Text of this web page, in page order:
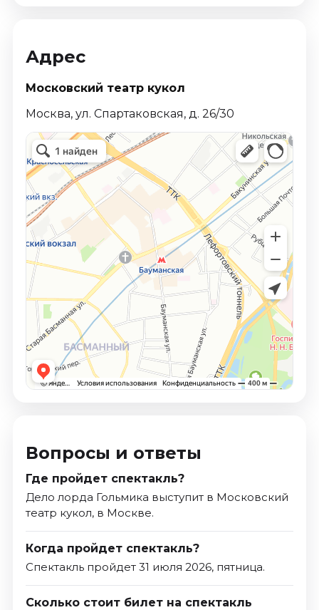
Адрес
Московский театр кукол
Москва, ул. Спартаковская, д. 26/30
Вопросы и ответы
Где пройдет спектакль?
Дело лорда Гольмика выступит в Московский
театр кукол, в Москве.
Когда пройдет спектакль?
Спектакль пройдет 31 июля 2026, пятница.
Сколько стоит билет на спектакль